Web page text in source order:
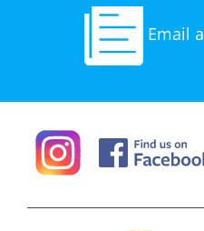
Email